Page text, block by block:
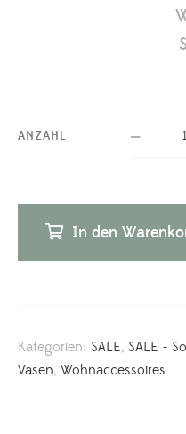
ANZAHL
In den
Kategorien: SALE, SALE -
Vasen, Wohnaccessoires